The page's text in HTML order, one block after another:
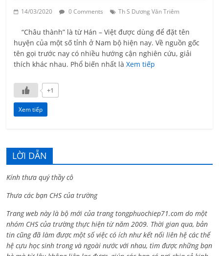
14/03/2020 0 Comments Th S Dương Văn Triêm
“Châu thành” là từ Hán – Việt được dùng để đặt tên
huyện của một số tỉnh ở Nam bộ hiện nay. Về nguồn gốc
tên gọi trước nay có nhiều hướng cận nghiên cứu, giải
thích khác nhau. Phổ biến nhất làXem tiếp
+1
Xem tiếp
LỜI DẪN
Kính thưa quý thầy cô
Thưa các bạn CHS của trường
Trang web này là bộ mới của trang tongphuochiep71.com do một
nhóm CHS của trường thực hiện từ năm 2009. Thời gian qua, bản
tin cũng đã làm được một số việc có ích như kết nối liên hệ các thế
hệ cựu học sinh trong và ngoài nước với nhau, tìm được những bạn